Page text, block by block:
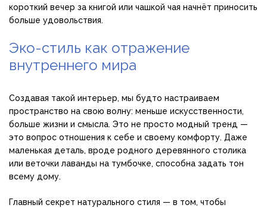
короткий вечер за книгой или чашкой чая начнёт приносить
больше удовольствия.
Эко-стиль как отражение
внутреннего мира
Создавая такой интерьер, мы будто настраиваем
пространство на свою волну: меньше искусственности,
больше жизни и смысла. Это не просто модный тренд —
это вопрос отношения к себе и своему комфорту. Даже
маленькая деталь, вроде родного деревянного столика
или веточки лаванды на тумбочке, способна задать тон
всему дому.
Главный секрет натурального стиля — в том, чтобы